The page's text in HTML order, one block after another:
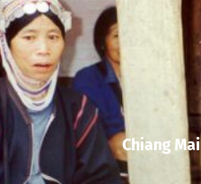
Chiang